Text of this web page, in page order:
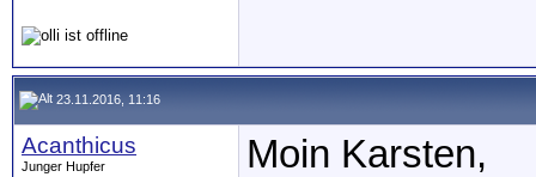
23.11.2016, 11:16
Acanthicus
Junger Hupfer Moin Karsten,